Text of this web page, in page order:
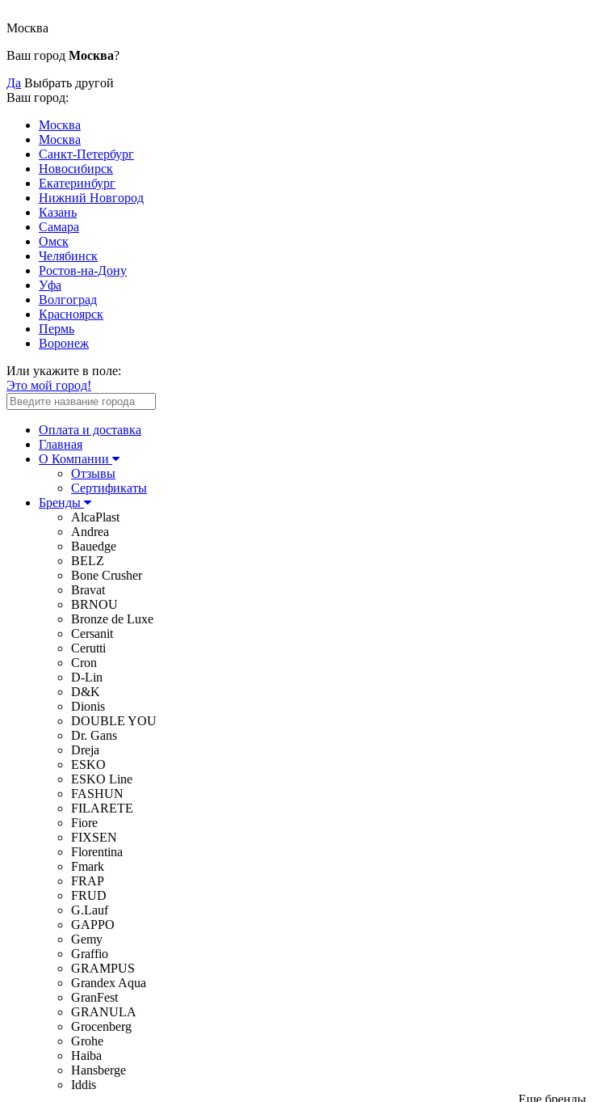
Москва
Ваш город Москва?
Да Выбрать другой
Ваш город:
Москва
Москва
Санкт-Петербург
Новосибирск
Екатеринбург
Нижний Новгород
Казань
Самара
Омск
Челябинск
Ростов-на-Дону
Уфа
Волгоград
Красноярск
Пермь
Воронеж
Или укажите в поле:
Это мой город!
Оплата и доставка
Главная
О Компании
Отзывы
Сертификаты
Бренды
AlcaPlast
Andrea
Bauedge
BELZ
Bone Crusher
Bravat
BRNOU
Bronze de Luxe
Cersanit
Cerutti
Cron
D-Lin
D&K
Dionis
DOUBLE YOU
Dr. Gans
Dreja
ESKO
ESKO Line
FASHUN
FILARETE
Fiore
FIXSEN
Florentina
Fmark
FRAP
FRUD
G.Lauf
GAPPO
Gemy
Graffio
GRAMPUS
Grandex Aqua
GranFest
GRANULA
Grocenberg
Grohe
Haiba
Hansberge
Iddis
Еще бренды ...